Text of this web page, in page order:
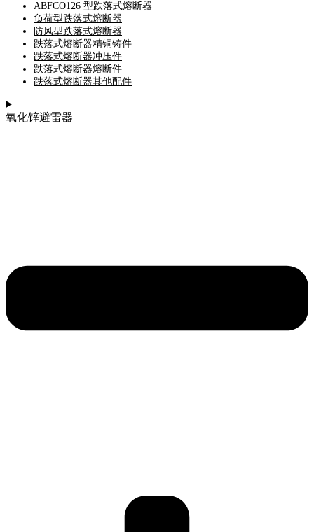
ABFCO126 型跌落式熔断器
负荷型跌落式熔断器
防风型跌落式熔断器
跌落式熔断器精铜铸件
跌落式熔断器冲压件
跌落式熔断器熔断件
跌落式熔断器其他配件
氧化锌避雷器